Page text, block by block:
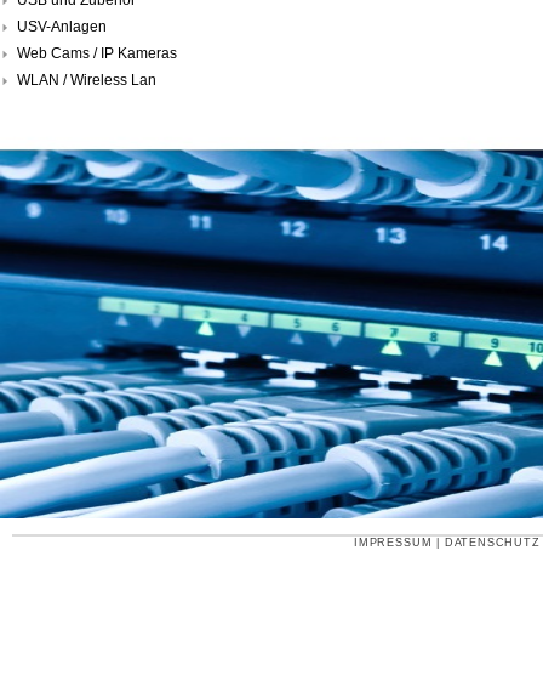
USV-Anlagen
Web Cams / IP Kameras
WLAN / Wireless Lan
IMPRESSUM DATENSCHUTZ